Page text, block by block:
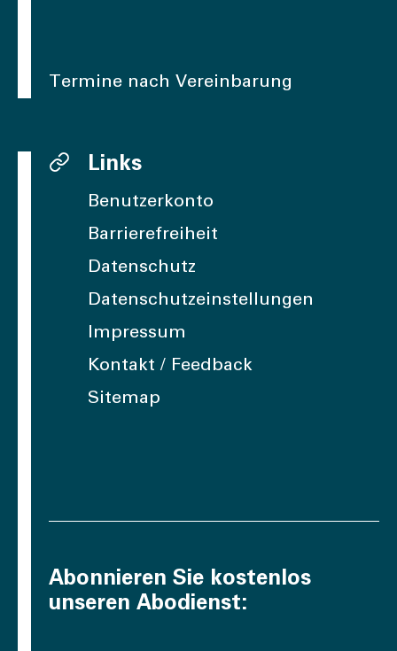
Termine nach Vereinbarung
Links
Benutzerkonto
Barrierefreiheit
Datenschutz
Datenschutzeinstellungen
Impressum
Kontakt / Feedback
Sitemap
Abonnieren Sie kostenlos
unseren Abodienst: